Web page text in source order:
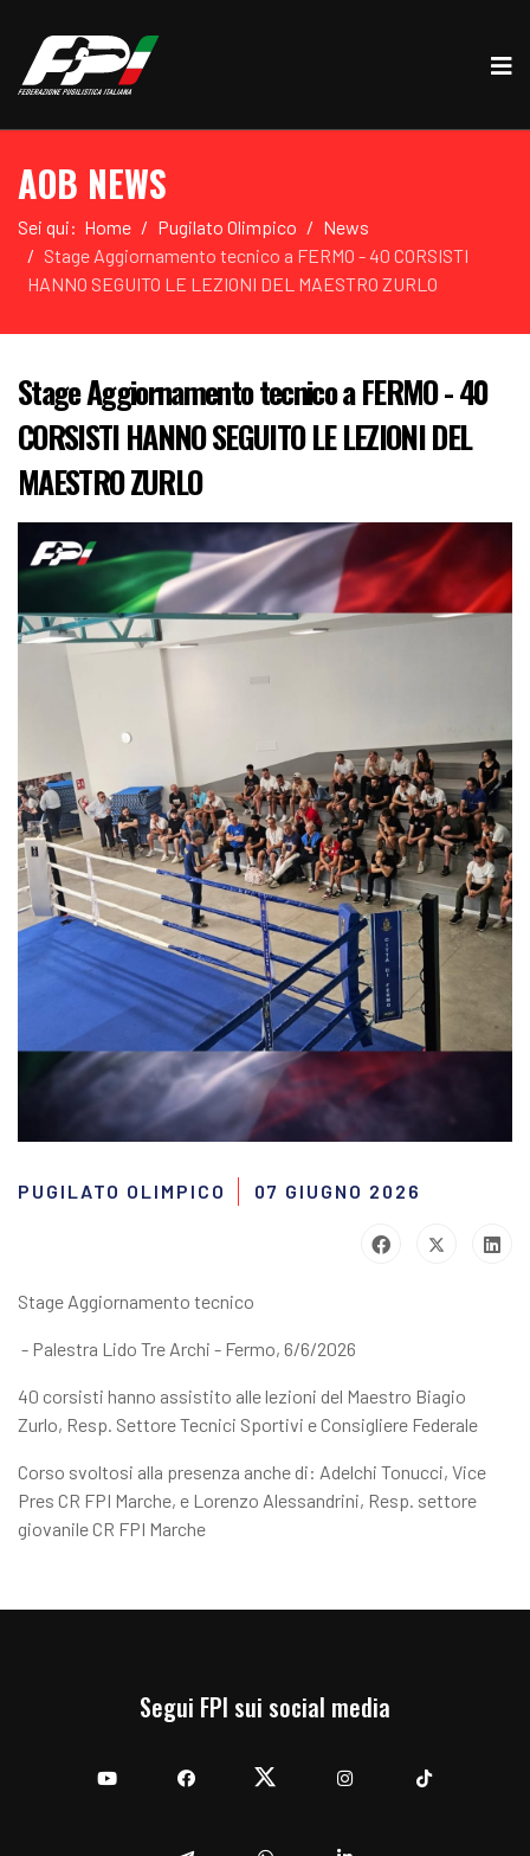
AOB NEWS
Sei qui: Home Pugilato Olimpico
News
Stage Aggiornamento tecnico a FERMO - 40 CORSISTI
HANNO SEGUITO LE LEZIONI DEL MAESTRO ZURLO
Stage Aggiornamento tecnico a FERMO - 40
CORSISTI HANNO SEGUITO LE LEZIONI DEL
MAESTRO ZURLO
PUGILATO OLIMPICO 07 GIUGNO 2026
Stage Aggiornamento tecnico
- Palestra Lido Tre Archi - Fermo, 6/6/2026
40 corsisti hanno assistito alle lezioni del Maestro Biagio
Zurlo, Resp. Settore Tecnici Sportivi e Consigliere Federale
Corso svoltosi alla presenza anche di: Adelchi Tonucci, Vice
Pres CR FPI Marche, e Lorenzo Alessandrini, Resp. settore
giovanile CR FPI Marche
Segui FPI sui social media